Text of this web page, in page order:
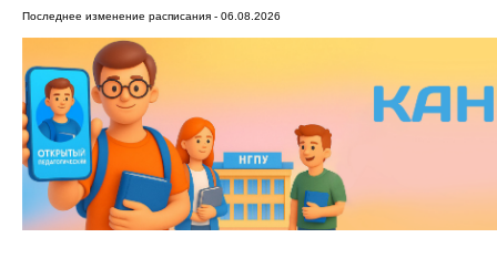
Последнее изменение расписания - 06.08.2026